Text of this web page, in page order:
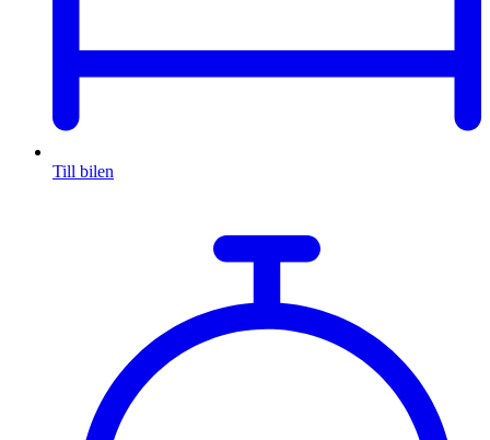
Till bilen